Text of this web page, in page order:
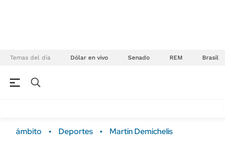
Temas del día Dólar en vivo Senado REM Brasil
ámbito Deportes Martín Demichelis